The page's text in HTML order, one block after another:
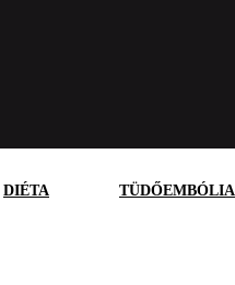
DIÉTA TÜDŐEMBÓLIA